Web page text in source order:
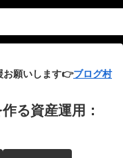
お願いします👉ブログ村
る資産運用：